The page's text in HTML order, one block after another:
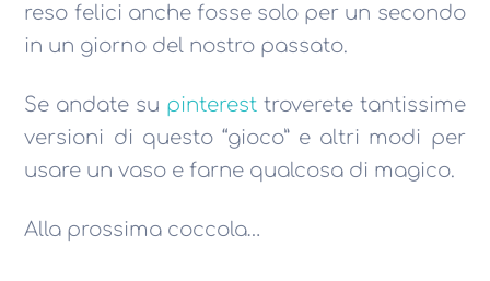
reso felici anche fosse solo per un secondo
in un giorno del nostro passato.
Se andate su pinteresttroverete tantissime
versioni di questo “gioco” e altri modi per
usare un vaso e farne qualcosa di magico.
Alla prossima coccola…